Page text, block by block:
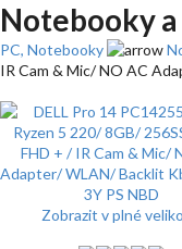
Notebooky
PC, Notebooky
IR Cam & Mic/ NO AC
Zobrazit v plné